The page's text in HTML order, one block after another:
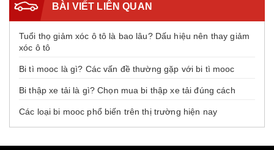
BÀI VIẾT LIÊN QUAN
Tuổi thọ giảm xóc ô tô là bao lâu? Dấu hiệu nên thay giảm
xóc ô tô
Bi tì mooc là gì? Các vấn đề thường gặp với bi tì mooc
Bi thập xe tải là gì? Chọn mua bi thập xe tải đúng cách
Các loại bi mooc phổ biến trên thị trường hiện nay